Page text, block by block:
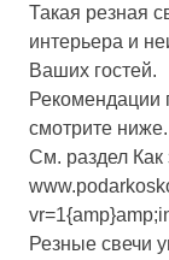
Такая резная
интерьера и
Ваших гостей.
Рекомендации
смотрите ниже.
См. раздел Как
Резные свечи